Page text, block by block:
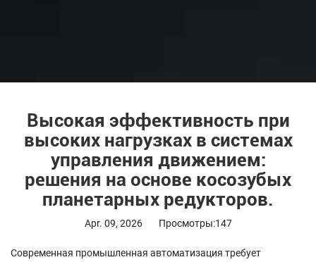
Высокая эффективность при
высоких нагрузках в системах
управления движением:
решения на основе косозубых
планетарных редукторов.
Apr. 09, 2026 Просмотры:147
Современная промышленная автоматизация требует